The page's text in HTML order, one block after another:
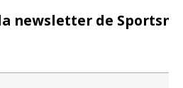
newsletter de